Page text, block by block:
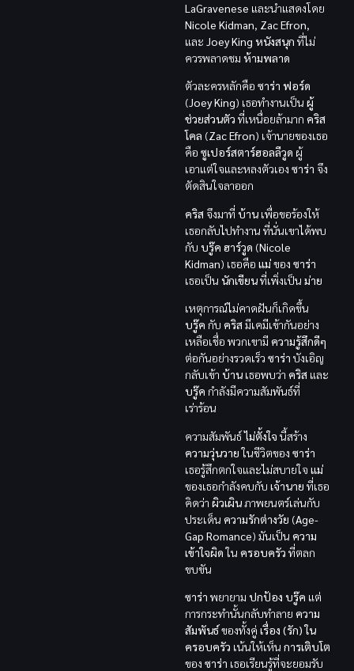
LaGravenese และนำแสดงโดย
Nicole Kidman, Zac Efron,
และ Joey King หนังสนุก ที่ไม่
ควรพลาดชม ห้ามพลาด
ตัวละครหลักคือ ซาร่า ฟอร์ด
(Joey King) เธอทำงานเป็น ผู้
ช่วยส่วนตัว ที่เหนื่อยล้ามาก คริส
โคล (Zac Efron) เจ้านายของเธอ
คือ ซูเปอร์สตาร์ฮอลลีวูด ผู้
เอาแต่ใจและหลงตัวเอง ซาร่า จึง
ตัดสินใจลาออก
คริส จึงมาที่ บ้าน เพื่อขอร้องให้
เธอกลับไปทำงาน ที่นั่นเขาได้พบ
กับ บรู๊ค ฮาร์วูด (Nicole
Kidman) เธอคือ แม่ของ ซาร่า
เธอเป็น นักเขียนที่เพิ่งเป็น ม่าย
เหตุการณ์ไม่คาดฝันก็เกิดขึ้น
บรู๊ค กับ คริสมีเคมีเข้ากันอย่าง
เหลือเชื่อ พวกเขามี ความรู้สึกดีๆ
ต่อกันอย่างรวดเร็ว ซาร่า บังเอิญ
กลับเข้า บ้าน เธอพบว่า คริส และ
บรู๊ค กำลังมีความสัมพันธ์ที่
เร่าร้อน
ความสัมพันธ์ไม่ตั้งใจ นี้สร้าง
ความวุ่นวายในชีวิตของ ซาร่า
เธอรู้สึกตกใจและไม่สบายใจ แม่
ของเธอกำลังคบกับ เจ้านาย ที่เธอ
คิดว่า ผิวเผินภาพยนตร์เล่นกับ
ประเด็น ความรักต่างวัย (Age-
Gap Romance) มันเป็น ความ
เข้าใจผิดใน ครอบครัว ที่ตลก
ขบขัน
ซาร่า พยายาม ปกป้อง บรู๊ค แต่
การกระทำนั้นกลับทำลาย ความ
สัมพันธ์ของทั้งคู่ เรื่อง (รัก) ใน
ครอบครัว เน้นให้เห็น การเติบโต
ของ ซาร่า เธอเรียนรู้ที่จะยอมรับ